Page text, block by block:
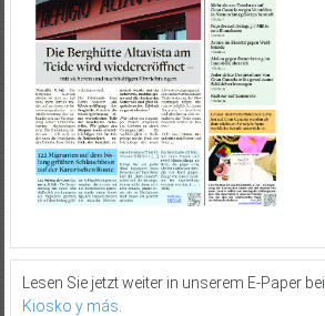
Lesen Sie jetzt weiter in unserem E-Paper bei
Kiosko y más